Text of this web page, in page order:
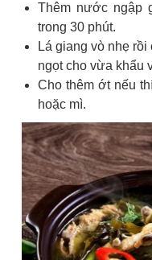
Thêm nước ngập
trong 30 phút.
Lá giang vò nhẹ
ngọt cho vừa khẩu
Cho thêm ớt nếu
hoặc mì.